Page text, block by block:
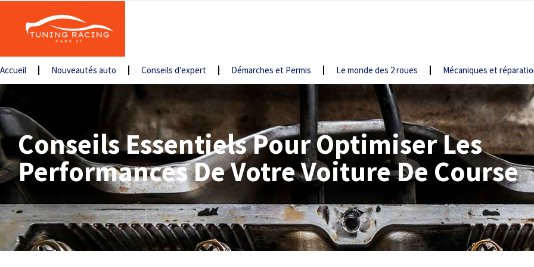
Accueil Nouveautés auto Conseils d’expert Démarches et Permis Le monde des 2 roues Mécaniques et
Conseils Essentiels Pour Optimiser Les
Performances De Votre Voiture De Course